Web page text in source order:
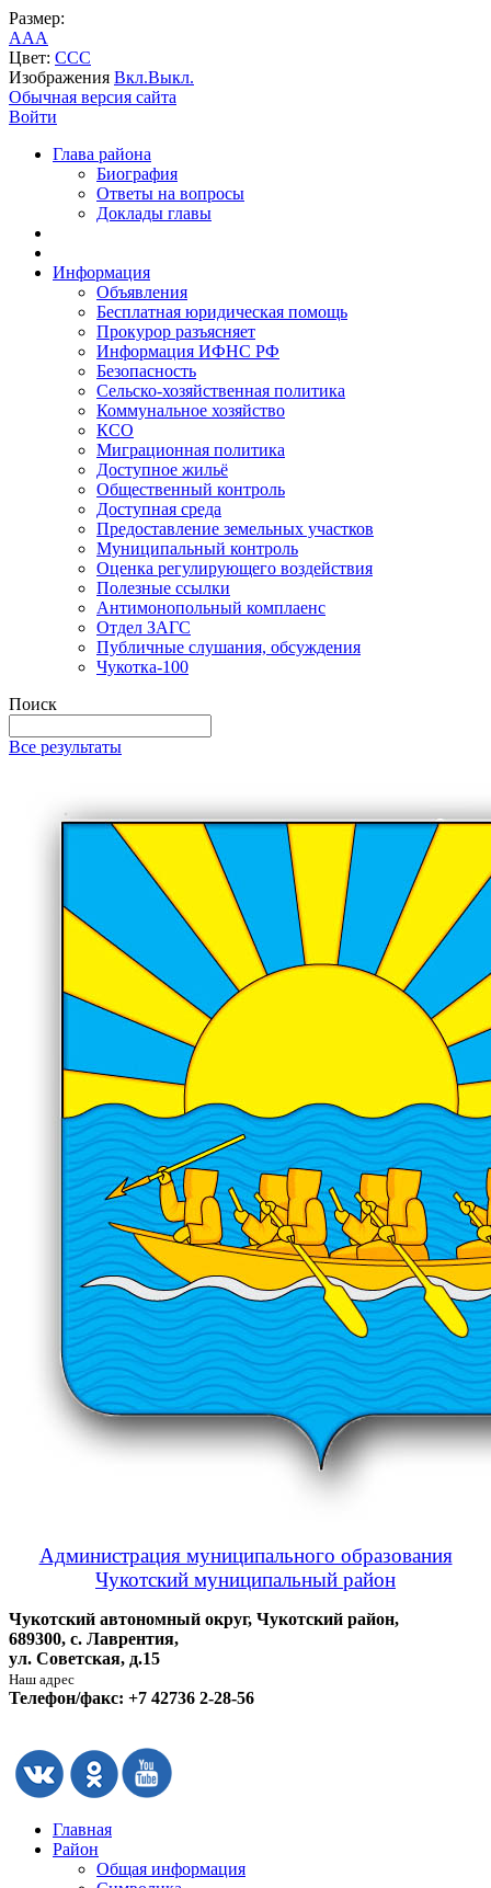
Размер:
AAA
Цвет: CCC
Изображения Вкл.Выкл.
Обычная версия сайта
Войти
Глава района
Биография
Ответы на вопросы
Доклады главы
Информация
Объявления
Бесплатная юридическая помощь
Прокурор разъясняет
Информация ИФНС РФ
Безопасность
Сельско-хозяйственная политика
Коммунальное хозяйство
КСО
Миграционная политика
Доступное жильё
Общественный контроль
Доступная среда
Предоставление земельных участков
Муниципальный контроль
Оценка регулирующего воздействия
Полезные ссылки
Антимонопольный комплаенс
Отдел ЗАГС
Публичные слушания, обсуждения
Чукотка-100
Поиск
Все результаты
Администрация муниципального образования
Чукотский муниципальный район
Чукотский автономный округ, Чукотский район,
689300, с. Лаврентия,
ул. Советская, д.15
Наш адрес
Телефон/факс: +7 42736 2-28-56
Главная
Район
Общая информация